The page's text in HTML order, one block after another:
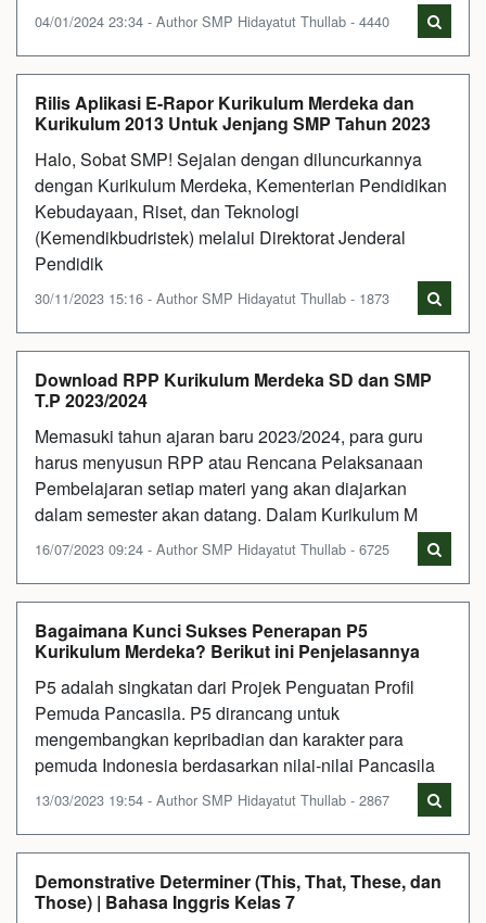
04/01/2024 23:34 - Author SMP Hidayatut Thullab - 4440
Rilis Aplikasi E-Rapor Kurikulum Merdeka dan
Kurikulum 2013 Untuk Jenjang SMP Tahun 2023
Halo, Sobat SMP! Sejalan dengan diluncurkannya
dengan Kurikulum Merdeka, Kementerian Pendidikan
Kebudayaan, Riset, dan Teknologi
(Kemendikbudristek) melalui Direktorat Jenderal
Pendidik
30/11/2023 15:16 - Author SMP Hidayatut Thullab - 1873
Download RPP Kurikulum Merdeka SD dan SMP
T.P 2023/2024
Memasuki tahun ajaran baru 2023/2024, para guru
harus menyusun RPP atau Rencana Pelaksanaan
Pembelajaran setiap materi yang akan diajarkan
dalam semester akan datang. Dalam Kurikulum M
16/07/2023 09:24 - Author SMP Hidayatut Thullab - 6725
Bagaimana Kunci Sukses Penerapan P5
Kurikulum Merdeka? Berikut ini Penjelasannya
P5 adalah singkatan dari Projek Penguatan Profil
Pemuda Pancasila. P5 dirancang untuk
mengembangkan kepribadian dan karakter para
pemuda Indonesia berdasarkan nilai-nilai Pancasila
13/03/2023 19:54 - Author SMP Hidayatut Thullab - 2867
Demonstrative Determiner (This, That, These, dan
Those) | Bahasa Inggris Kelas 7